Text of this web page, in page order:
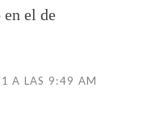
el de
A LAS 9:49 AM